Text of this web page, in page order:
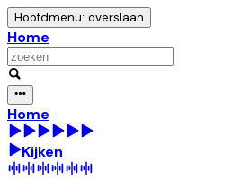
Hoofdmenu: overslaan
Home
Home
Kijken